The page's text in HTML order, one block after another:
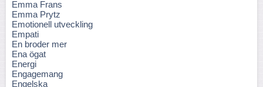
Emma Frans
Emma Prytz
Emotionell utveckling
Empati
En broder mer
Ena ögat
Energi
Engagemang
Engelska